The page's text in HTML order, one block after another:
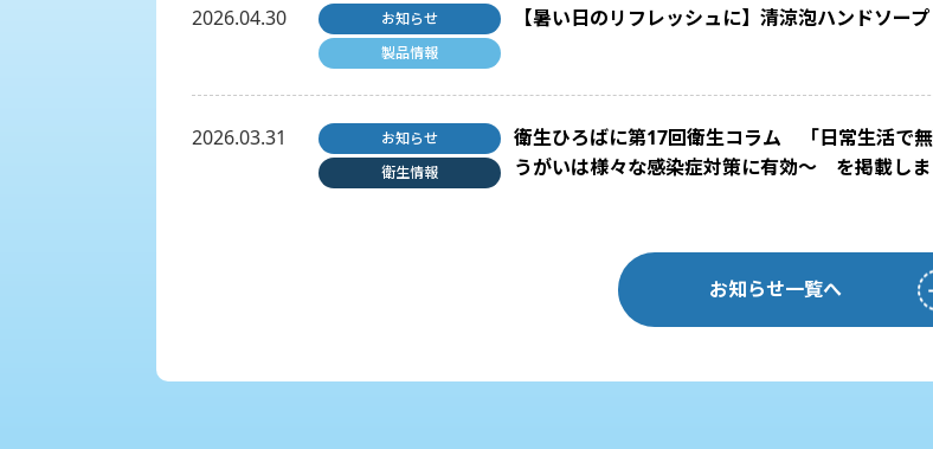
2026.04.30
お知らせ
製品情報
【暑い日のリフレッシュに】清涼泡ハンドソー
2026.03.31
お知らせ
衛生情報
衛生ひろばに第17回衛生コラム 「日常生活で
うがいは様々な感染症対策に有効～ を掲載しま
お知らせ一覧へ